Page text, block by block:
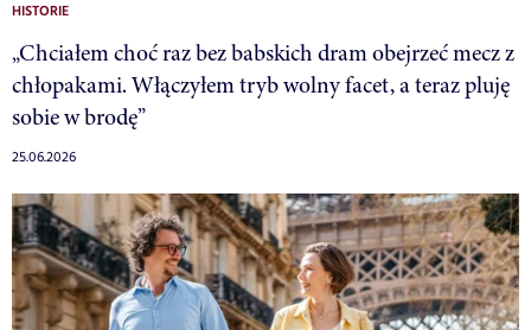
HISTORIE
„Chciałem choć raz bez babskich dram obejrzeć mecz z
chłopakami. Włączyłem tryb wolny facet, a teraz pluję
sobie w brodę”
25.06.2026